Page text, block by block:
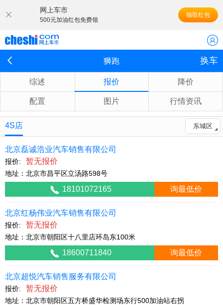
网上车市
500元加油红包免费领
领取红包
狮跑 换车
综述 报价 降价
配置 图片 行情资讯
4S店 东城区
北京磊诚浩业汽车销售有限公司
报价: 暂无报价
地址：北京市昌平区立汤路598号
18101072165 询最低价
北京红杨伟业汽车销售有限公司
报价: 暂无报价
地址：北京市朝阳区十八里店环岛东100米
18600711840 询最低价
北京超悦汽车销售服务有限公司
报价: 暂无报价
地址：北京市朝阳区五方桥盛华检测场东行500加油站右拐